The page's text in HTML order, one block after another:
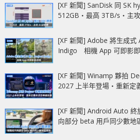
[XF 新聞] SanDisk 同 SK
512GB‧最高 3TB/s‧主
[XF 新聞] Adobe 將生成
Indigo 相機 App 可即影
[XF 新聞] Winamp 夥拍
2027 上半年登場‧重新定
[XF 新聞] Android Auto
向部分 beta 用戶同少數地